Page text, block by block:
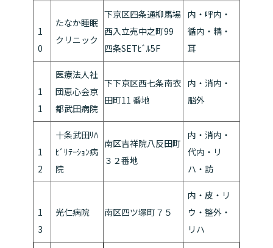
1
0
たなか睡眠
クリニック
下京区四条通柳馬場
西入立売中之町99
四条SETﾋﾞﾙ5F
内・呼内・
循内・精・
耳
1
1
医療法人社
団恵心会京
都武田病院
下下京区西七条南衣
田町11 番地
内・消内・
脳外
1
2
十条武田ﾘﾊ
ﾋﾞﾘﾃｰｼｮﾝ病
院
南区吉祥院八反田町
３２番地
内・消内・
代内・リ
ハ・訪
1
3
光仁病院 南区四ツ塚町７５
内・皮・リ
ウ・整外・
リハ